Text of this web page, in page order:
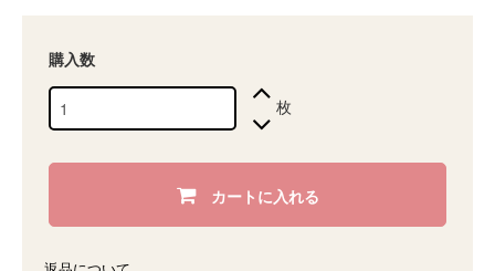
購入数
枚
カートに入れる